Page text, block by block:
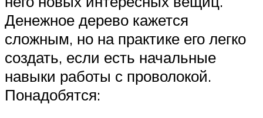
Денежное дерево кажется
сложным, но на практике его легко
создать, если есть начальные
навыки работы с проволокой.
Понадобятся: